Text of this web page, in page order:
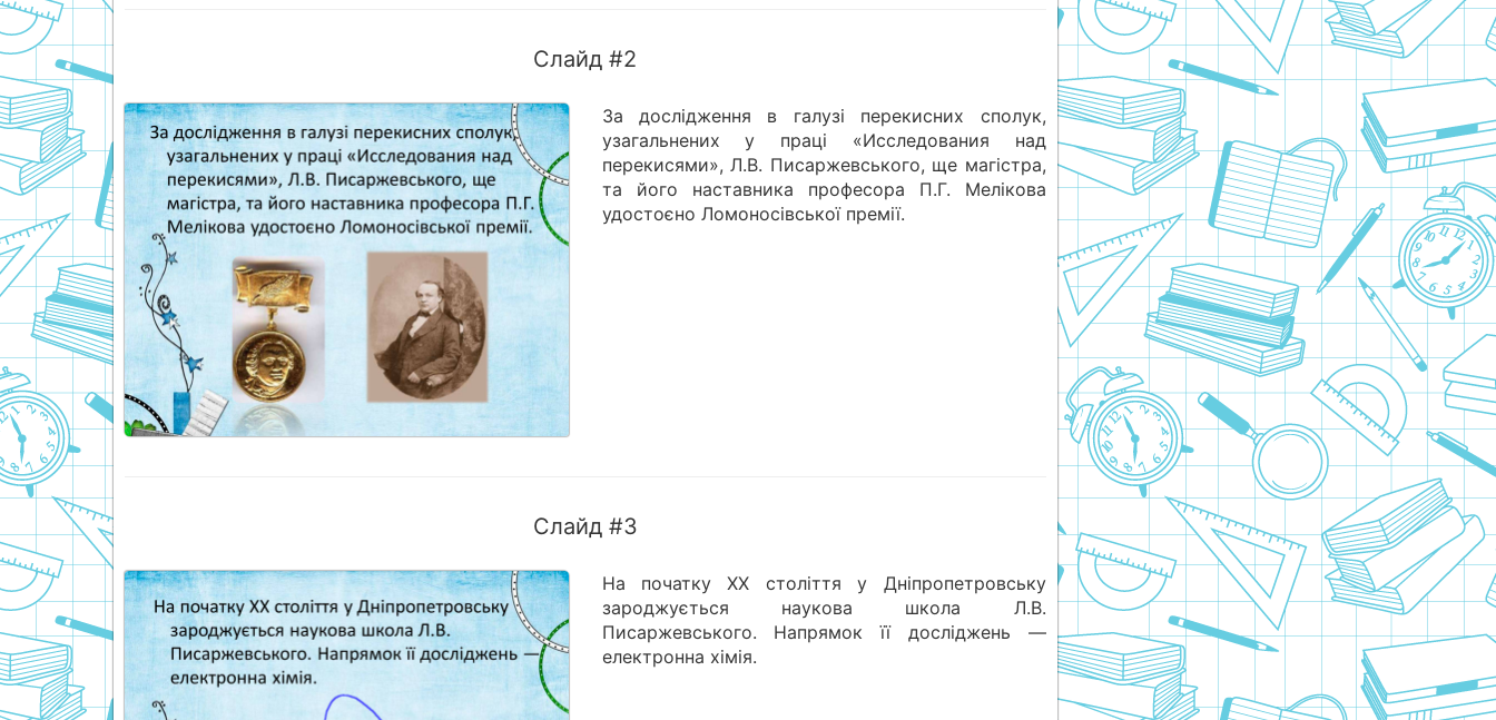
Слайд #2
За дослідження в галузі перекисних сполук,
узагальнених у праці «Исследования над
перекисями», Л.В. Писаржевського, ще магістра,
та його наставника професора П.Г. Мелікова
удостоєно Ломоносівської премії.
Слайд #3
На початку XX століття у Дніпропетровську
зароджується наукова школа Л.В.
Писаржевського. Напрямок її досліджень —
електронна хімія.